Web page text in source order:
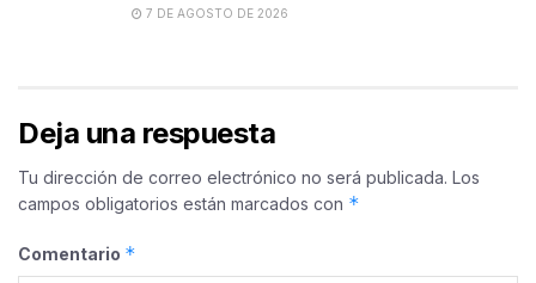
7 DE AGOSTO DE 2026
Deja una respuesta
Tu dirección de correo electrónico no será publicada. Los
campos obligatorios están marcados con *
Comentario *